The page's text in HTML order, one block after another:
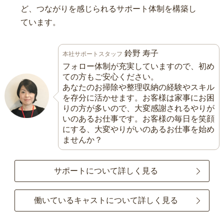
ど、つながりを感じられるサポート体制を構築し
ています。
本社サポートスタッフ 鈴野 寿子
フォロー体制が充実していますので、初め
ての方もご安心ください。
あなたのお掃除や整理収納の経験やスキル
を存分に活かせます。お客様は家事にお困
りの方が多いので、大変感謝されるやりが
いのあるお仕事です。お客様の毎日を笑顔
にする、大変やりがいのあるお仕事を始め
ませんか？
サポートについて詳しく見る
働いているキャストについて詳しく見る